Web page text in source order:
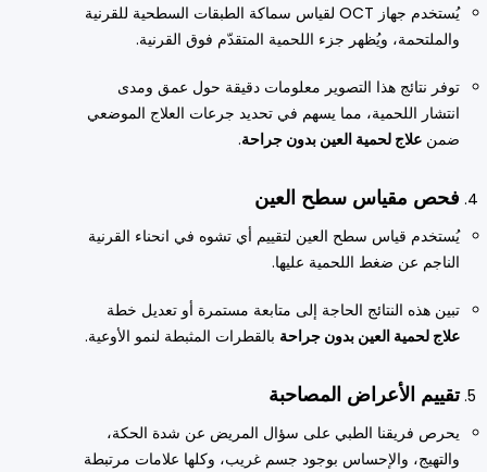
يُستخدم جهاز OCT لقياس سماكة الطبقات السطحية للقرنية
والملتحمة، ويُظهر جزء اللحمية المتقدّم فوق القرنية.
توفر نتائج هذا التصوير معلومات دقيقة حول عمق ومدى
انتشار اللحمية، مما يسهم في تحديد جرعات العلاج الموضعي
ضمن علاج لحمية العين بدون جراحة.
فحص مقياس سطح العين
يُستخدم قياس سطح العين لتقييم أي تشوه في انحناء القرنية
الناجم عن ضغط اللحمية عليها.
تبين هذه النتائج الحاجة إلى متابعة مستمرة أو تعديل خطة
علاج لحمية العين بدون جراحة بالقطرات المثبطة لنمو الأوعية.
تقييم الأعراض المصاحبة
يحرص فريقنا الطبي على سؤال المريض عن شدة الحكة،
والتهيج، والإحساس بوجود جسم غريب، وكلها علامات مرتبطة